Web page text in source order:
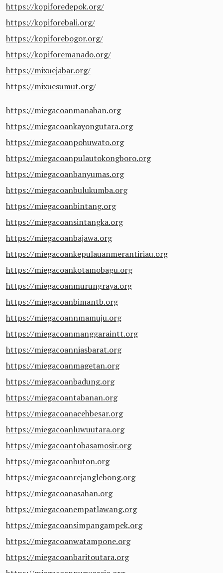
https://kopiforedepok.org/
https://kopiforebali.org/
https://kopiforebogor.org/
https://kopiforemanado.org/
https://mixuejabar.org/
https://mixuesumut.org/
https://miegacoanmanahan.org
https://miegacoankayongutara.org
https://miegacoanpohuwato.org
https://miegacoanpulautokongboro.org
https://miegacoanbanyumas.org
https://miegacoanbulukumba.org
https://miegacoanbintang.org
https://miegacoansintangka.org
https://miegacoanbajawa.org
https://miegacoankepulauanmerantiriau.org
https://miegacoankotamobagu.org
https://miegacoanmurungraya.org
https://miegacoanbimantb.org
https://miegacoannmamuju.org
https://miegacoanmanggaraintt.org
https://miegacoanniasbarat.org
https://miegacoanmagetan.org
https://miegacoanbadung.org
https://miegacoantabanan.org
https://miegacoanacehbesar.org
https://miegacoanluwuutara.org
https://miegacoantobasamosir.org
https://miegacoanbuton.org
https://miegacoanrejanglebong.org
https://miegacoanasahan.org
https://miegacoanempatlawang.org
https://miegacoansimpangampek.org
https://miegacoanwatampone.org
https://miegacoanbaritoutara.org